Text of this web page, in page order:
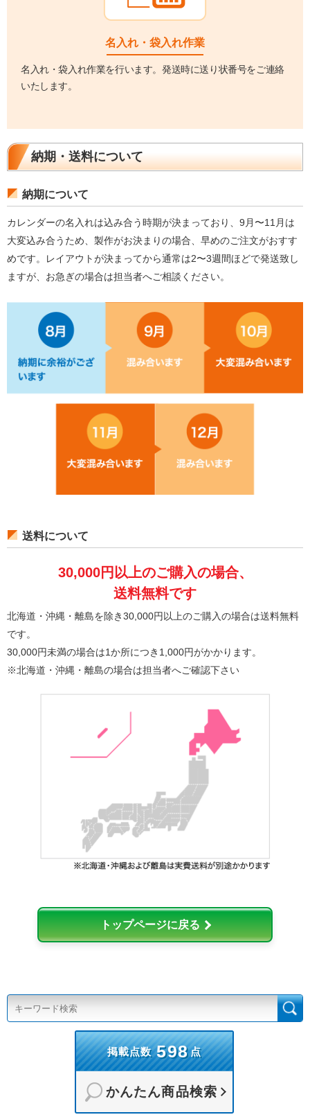
名入れ・袋入れ作業
名入れ・袋入れ作業を行います。発送時に送り状番号をご連絡
いたします。
納期・送料について
納期について
カレンダーの名入れは込み合う時期が決まっており、9月〜11月は
大変込み合うため、製作がお決まりの場合、早めのご注文がおすす
めです。レイアウトが決まってから通常は2〜3週間ほどで発送致し
ますが、お急ぎの場合は担当者へご相談ください。
送料について
30,000円以上のご購入の場合、
送料無料です
北海道・沖縄・離島を除き30,000円以上のご購入の場合は送料無料
です。
30,000円未満の場合は1か所につき1,000円がかかります。
※北海道・沖縄・離島の場合は担当者へご確認下さい
トップページに戻る
掲載点数 598点
かんたん商品検索